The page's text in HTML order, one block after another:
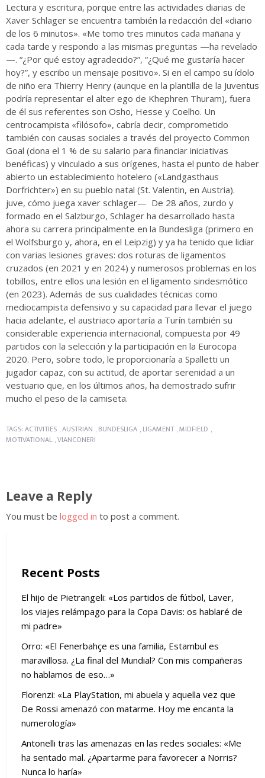
Lectura y escritura, porque entre las actividades diarias de
Xaver Schlager se encuentra también la redacción del «diario
de los 6 minutos». «Me tomo tres minutos cada mañana y
cada tarde y respondo a las mismas preguntas —ha revelado
—. “¿Por qué estoy agradecido?”, “¿Qué me gustaría hacer
hoy?”, y escribo un mensaje positivo». Si en el campo su ídolo
de niño era Thierry Henry (aunque en la plantilla de la Juventus
podría representar el alter ego de Khephren Thuram), fuera
de él sus referentes son Osho, Hesse y Coelho. Un
centrocampista «filósofo», cabría decir, comprometido
también con causas sociales a través del proyecto Common
Goal (dona el 1 % de su salario para financiar iniciativas
benéficas) y vinculado a sus orígenes, hasta el punto de haber
abierto un establecimiento hotelero («Landgasthaus
Dorfrichter») en su pueblo natal (St. Valentin, en Austria).
juve, cómo juega xaver schlager— De 28 años, zurdo y
formado en el Salzburgo, Schlager ha desarrollado hasta
ahora su carrera principalmente en la Bundesliga (primero en
el Wolfsburgo y, ahora, en el Leipzig) y ya ha tenido que lidiar
con varias lesiones graves: dos roturas de ligamentos
cruzados (en 2021 y en 2024) y numerosos problemas en los
tobillos, entre ellos una lesión en el ligamento sindesmótico
(en 2023). Además de sus cualidades técnicas como
mediocampista defensivo y su capacidad para llevar el juego
hacia adelante, el austriaco aportaría a Turín también su
considerable experiencia internacional, compuesta por 49
partidos con la selección y la participación en la Eurocopa
2020. Pero, sobre todo, le proporcionaría a Spalletti un
jugador capaz, con su actitud, de aportar serenidad a un
vestuario que, en los últimos años, ha demostrado sufrir
mucho el peso de la camiseta.
TAGS: ACTIVITIES ,AUSTRIAN , BUNDESLIGA , LIGAMENT ,MIDFIELD ,
MOTIVATIONAL ,VIANCONERI
Leave a Reply
You must be logged in to post a comment.
Recent Posts
El hijo de Pietrangeli: «Los partidos de fútbol, Laver,
los viajes relámpago para la Copa Davis: os hablaré de
mi padre»
Orro: «El Fenerbahçe es una familia, Estambul es
maravillosa. ¿La final del Mundial? Con mis compañeras
no hablamos de eso…»
Florenzi: «La PlayStation, mi abuela y aquella vez que
De Rossi amenazó con matarme. Hoy me encanta la
numerología»
Antonelli tras las amenazas en las redes sociales: «Me
ha sentado mal. ¿Apartarme para favorecer a Norris?
Nunca lo haría»